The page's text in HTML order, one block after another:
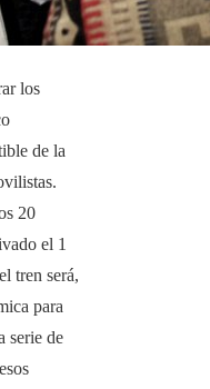
los
de la
20
el 1
tren será,
para
serie de